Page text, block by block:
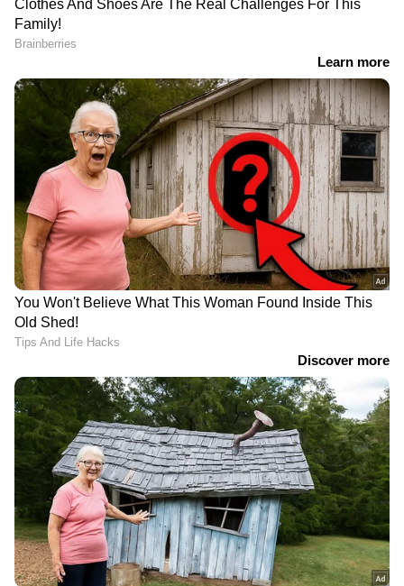
യാത്രക്കാർ പറയുന്നത്. ലഗേജ് നഷ്ടപ്പെട്ട
യാത്രക്കാർക്ക് അടിയന്തര ധനസഹായം
നൽകുമെന്നാണ് റെയിൽവേ അറിയിച്ചത്.